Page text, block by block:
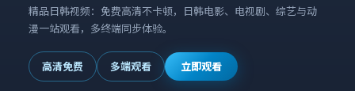
精品日韩视频：免费高清不卡顿，日韩电影、电视剧、综艺与动
漫一站观看，多终端同步体验。
高清免费 多端观看 立即观看